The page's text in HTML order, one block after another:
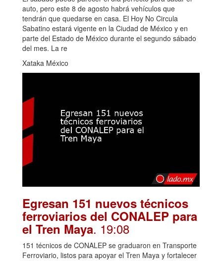
auto, pero este 8 de agosto habrá vehículos que
tendrán que quedarse en casa. El Hoy No Circula
Sabatino estará vigente en la Ciudad de México y en
parte del Estado de México durante el segundo sábado
del mes. La re
Xataka México
Egresan 151 nuevos técnicos
ferroviarios del CONALEP para
el Tren Maya. 19:08
151 técnicos de CONALEP se graduaron en Transporte
Ferroviario, listos para apoyar el Tren Maya y fortalecer